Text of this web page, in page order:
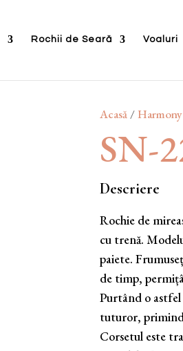
Rochii de Seară Voaluri
Acasă /Harmony
SN-
Descriere
Rochie de
cu trenă.
paiete.
de timp,
Purtând o
tuturor, primind
Corsetul este